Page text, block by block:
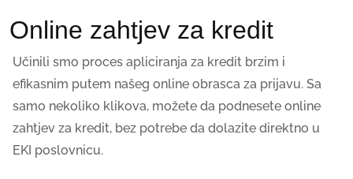
Online zahtjev za kredit
Učinili smo proces apliciranja za kredit brzim i
efikasnim putem našeg online obrasca za prijavu. Sa
samo nekoliko klikova, možete da podnesete online
zahtjev za kredit, bez potrebe da dolazite direktno u
EKI poslovnicu.